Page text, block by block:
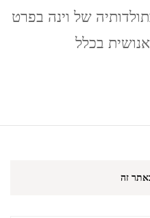
בזהב
של וינה בפרט
בכלל
זה